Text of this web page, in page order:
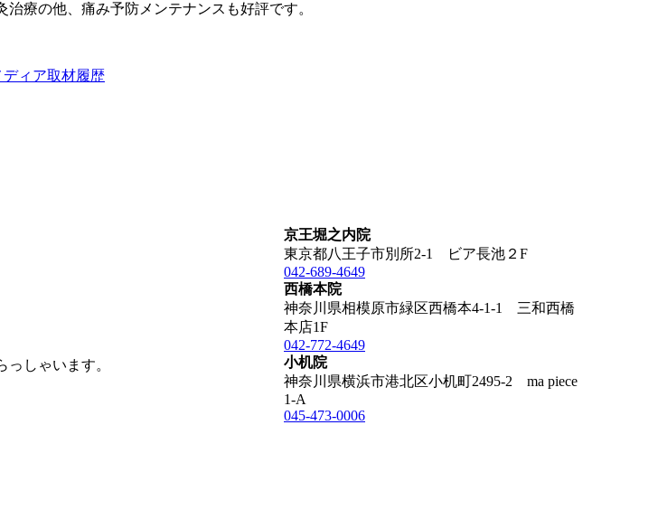
療の他、痛み予防メンテナンスも好評です。
ディア取材履歴
しゃいます。
京王堀之内院
東京都八王子市別所2-1 ビア長池２F
042-689-4649
西橋本院
神奈川県相模原市緑区西橋本4-1-1 三和西橋
本店1F
042-772-4649
小机院
神奈川県横浜市港北区小机町2495-2 ma piece
1-A
045-473-0006